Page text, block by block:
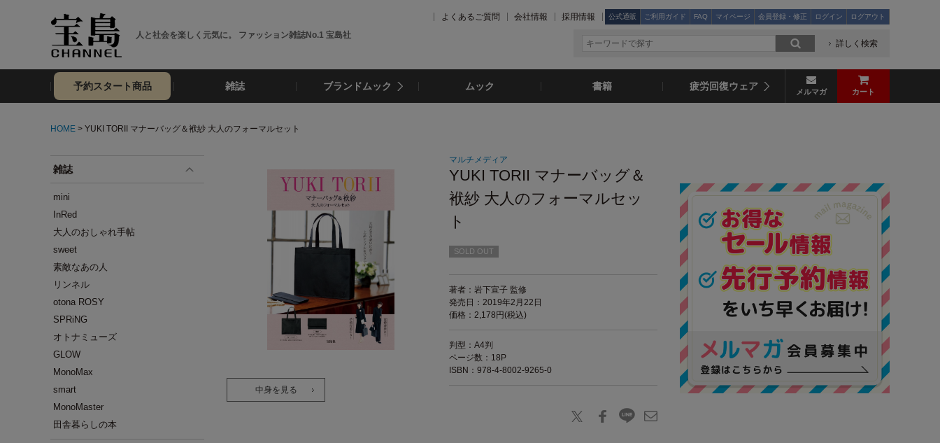
人と社会を楽しく元気に。 ファッション雑誌No.1 宝島社
よくあるご質問 会社情報 採用情報 公式通販 ご利用ガイド FAQ マイページ 会員登録・修正 ログイン ログアウト
詳しく検索
予約スタート商品 雑誌 ブランドムック ムック 書籍 疲労回復ウェア メルマガ カート
HOME > YUKI TORII マナーバッグ＆袱紗 大人のフォーマルセット
雑誌
mini
InRed
大人のおしゃれ手帖
sweet
素敵なあの人
リンネル
otona ROSY
SPRiNG
オトナミューズ
GLOW
MonoMax
smart
MonoMaster
田舎暮らしの本
中身を見る
マルチメディア
YUKI TORII マナーバッグ＆
袱紗 大人のフォーマルセッ
ト
SOLD OUT
著者：岩下宣子 監修
発売日：2019年2月22日
価格：2,178円(税込)
判型：A4判
ページ数：18P
ISBN：978-4-8002-9265-0